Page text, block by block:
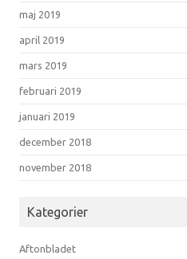
maj 2019
april 2019
mars 2019
februari 2019
januari 2019
december 2018
november 2018
Kategorier
Aftonbladet